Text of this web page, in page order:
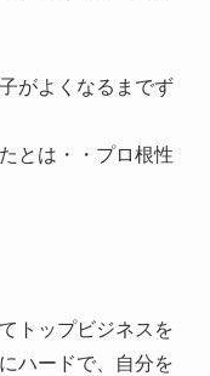
がよくなるまでず
とは・・プロ根性
トップビジネスを
ハードで、自分を